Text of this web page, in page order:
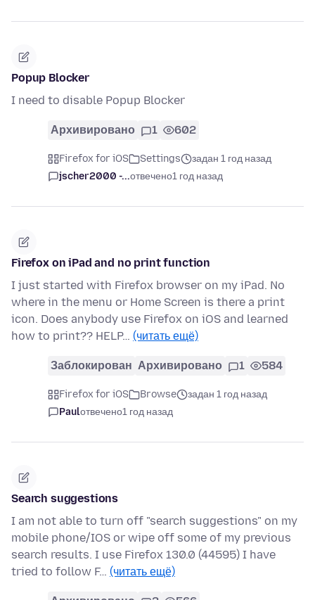
Popup Blocker
I need to disable Popup Blocker
Архивировано 1 602
Firefox for iOS Settings
задан 1 год назад
jscher2000 -...отвечено1 год назад
Firefox on iPad and no print function
I just started with Firefox browser on my iPad. No
where in the menu or Home Screen is there a print
icon. Does anybody use Firefox on iOS and learned
how to print?? HELP… (читать ещё)
Заблокирован Архивировано 1 584
Firefox for iOS Browse
задан 1 год назад
Paulотвечено1 год назад
Search suggestions
I am not able to turn off "search suggestions" on my
mobile phone/IOS or wipe off some of my previous
search results. I use Firefox 130.0 (44595) I have
tried to follow F… (читать ещё)